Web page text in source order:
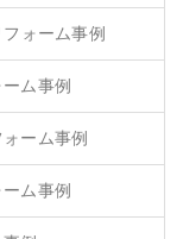
ォーム事例
ム事例
ーム事例
ム事例